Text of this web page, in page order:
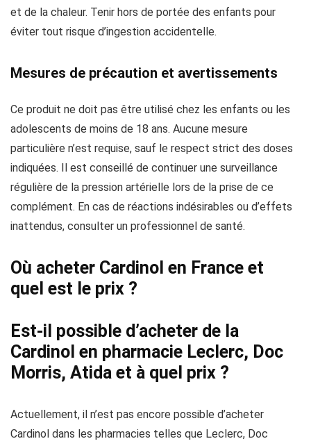
et de la chaleur. Tenir hors de portée des enfants pour
éviter tout risque d’ingestion accidentelle.
Mesures de précaution et avertissements
Ce produit ne doit pas être utilisé chez les enfants ou les
adolescents de moins de 18 ans. Aucune mesure
particulière n’est requise, sauf le respect strict des doses
indiquées. Il est conseillé de continuer une surveillance
régulière de la pression artérielle lors de la prise de ce
complément. En cas de réactions indésirables ou d’effets
inattendus, consulter un professionnel de santé.
Où acheter Cardinol en France et
quel est le prix ?
Est-il possible d’acheter de la
Cardinol en pharmacie Leclerc, Doc
Morris, Atida et à quel prix ?
Actuellement, il n’est pas encore possible d’acheter
Cardinol dans les pharmacies telles que Leclerc, Doc